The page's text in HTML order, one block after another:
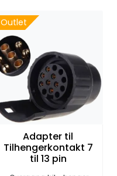
Outlet
Adapter til
Tilhengerkontakt 7
til 13 pin